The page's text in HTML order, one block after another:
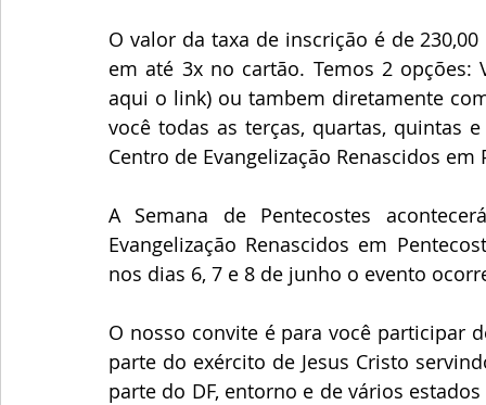
O valor da taxa de inscrição é de
em até 3x no cartão. Temos 2
aqui o link) ou tambem diretamente
você todas as terças, quartas, quintas
Centro de Evangelização Renascidos
A Semana de Pentecostes
Evangelização Renascidos em
nos dias 6, 7 e 8 de junho o evento
O nosso convite é para você participar
parte do exército de Jesus Cristo
parte do DF, entorno e de vários